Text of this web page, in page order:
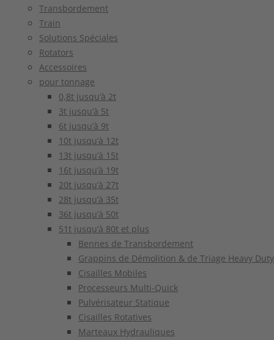
Transbordement
Train
Solutions Spéciales
Rotators
Accessoires
pour tonnage
0,8t jusqu’à 2t
3t jusqu’à 5t
6t jusqu’à 9t
10t jusqu’à 12t
13t jusqu’à 15t
16t jusqu’à 19t
20t jusqu’à 27t
28t jusqu’à 35t
36t jusqu’à 50t
51t jusqu’à 80t et plus
Bennes de Transbordement
Grappins de Démolition & de Triage Heavy Duty
Cisailles Mobiles
Processeurs Multi-Quick
Pulvérisateur Statique
Cisailles Rotatives
Marteaux Hydrauliques